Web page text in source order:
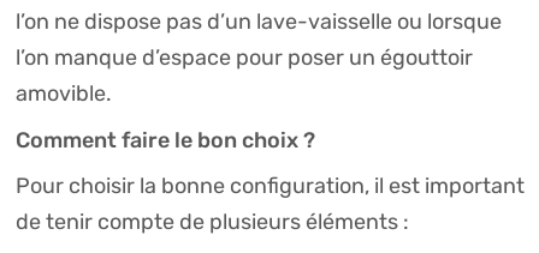
l’on ne dispose pas d’un lave-vaisselle ou lorsque
l’on manque d’espace pour poser un égouttoir
amovible.
Comment faire le bon choix ?
Pour choisir la bonne configuration, il est important
de tenir compte de plusieurs éléments :